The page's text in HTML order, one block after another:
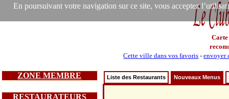
En poursuivant votre navigation sur ce site, vous acceptez
Carte
Cette ville dans vos favoris -envoyer
ZONE MEMBRE
RESTAURATEURS
Liste des Restaurants Nouveaux Menus